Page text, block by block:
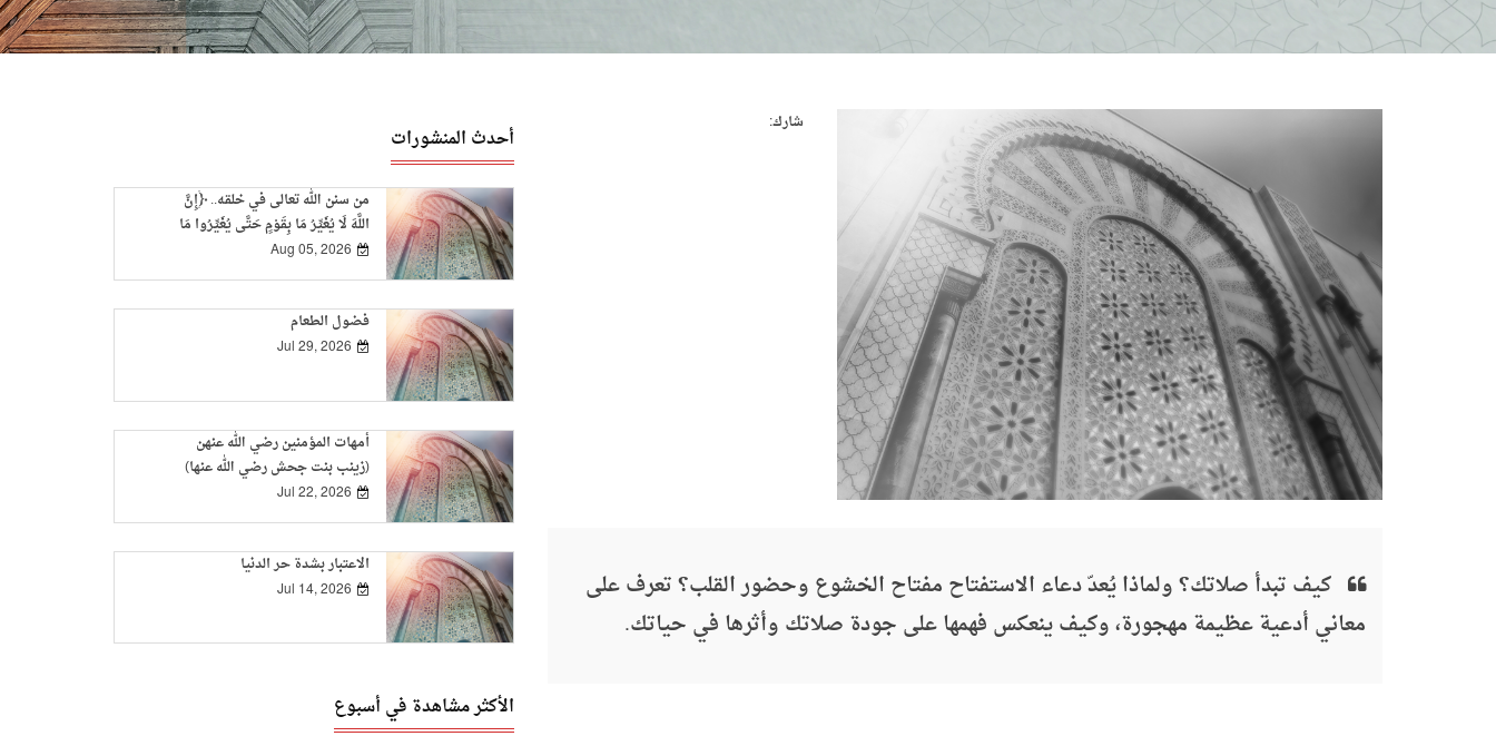
شارك:
كيف تبدأ صلاتك؟ ولماذا يُعدّ دعاء الاستفتاح مفتاح الخشوع وحضور القلب؟ تعرف على
معاني أدعية عظيمة مهجورة، وكيف ينعكس فهمها على جودة صلاتك وأثرها في حياتك.
أحدث المنشورات
من سنن الله تعالى في خلقه.. ﴿إِنَّ
اللَّهَ لَا يُغَيِّرُ مَا بِقَوْمٍ حَتَّى يُغَيِّرُوا مَا
بِأَنْفُسِهِمْ﴾
Aug 05, 2026
فضول الطعام
Jul 29, 2026
أمهات المؤمنين رضي الله عنهن
(زينب بنت جحش رضي الله عنها)
Jul 22, 2026
الاعتبار بشدة حر الدنيا
Jul 14, 2026
الأكثر مشاهدة في أسبوع